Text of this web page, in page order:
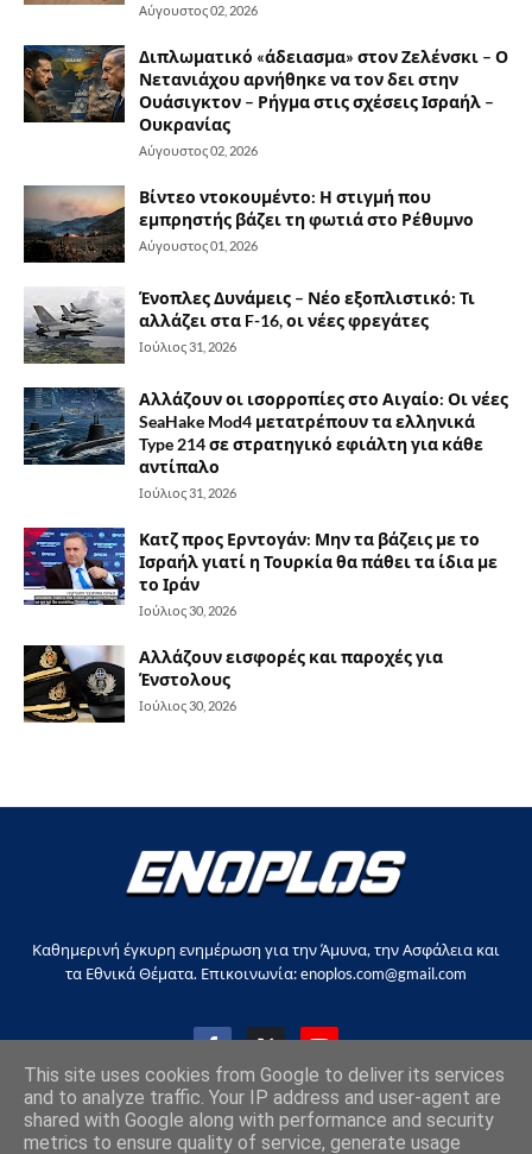
Αύγουστος 02, 2026
Διπλωματικό «άδειασμα» στον Ζελένσκι – Ο
Νετανιάχου αρνήθηκε να τον δει στην
Ουάσιγκτον – Ρήγμα στις σχέσεις Ισραήλ –
Ουκρανίας
Αύγουστος 02, 2026
Βίντεο ντοκουμέντο: Η στιγμή που
εμπρηστής βάζει τη φωτιά στο Ρέθυμνο
Αύγουστος 01, 2026
Ένοπλες Δυνάμεις – Νέο εξοπλιστικό: Τι
αλλάζει στα F-16, οι νέες φρεγάτες
Ιούλιος 31, 2026
Αλλάζουν οι ισορροπίες στο Αιγαίο: Οι νέες
SeaHake Mod4 μετατρέπουν τα ελληνικά
Type 214 σε στρατηγικό εφιάλτη για κάθε
αντίπαλο
Ιούλιος 31, 2026
Κατζ προς Ερντογάν: Μην τα βάζεις με το
Ισραήλ γιατί η Τουρκία θα πάθει τα ίδια με
το Ιράν
Ιούλιος 30, 2026
Αλλάζουν εισφορές και παροχές για
Ένστολους
Ιούλιος 30, 2026
Καθημερινή έγκυρη ενημέρωση για την Άμυνα, την Ασφάλεια και
τα Εθνικά Θέματα. Επικοινωνία: enoplos.com@gmail.com
Copyright © 2017-2026, all rights reserved |enoplos.gr
This site uses cookies from Google to deliver its services
and to analyze traffic. Your IP address and user-agent are
shared with Google along with performance and security
metrics to ensure quality of service, generate usage